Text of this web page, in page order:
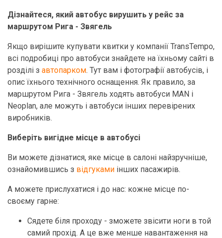
Дізнайтеся, який автобус вирушить у рейс за
маршрутом Рига - Звягель
Якщо вирішите купувати квитки у компанії TransTempo,
всі подробиці про автобуси знайдете на їхньому сайті в
розділі з автопарком. Тут вам і фотографії автобусів, і
опис їхнього технічного оснащення. Як правило, за
маршрутом Рига - Звягель ходять автобуси MAN і
Neoplan, але можуть і автобуси інших перевірених
виробників.
Виберіть вигідне місце в автобусі
Ви можете дізнатися, яке місце в салоні найзручніше,
ознайомившись з відгуками інших пасажирів.
А можете прислухатися і до нас: кожне місце по-
своєму гарне:
Сядете біля проходу - зможете звісити ноги в той
самий прохід. А це вже менше навантаження на